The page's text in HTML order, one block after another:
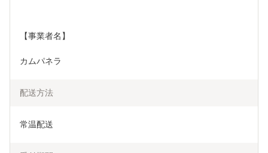
【事業者名】
カムパネラ
配送方法
常温配送